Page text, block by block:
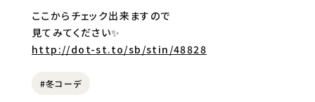
ここからチェック出来ますので
見てみてください✨
http://dot-st.to/sb/stin/48828
#冬コーデ